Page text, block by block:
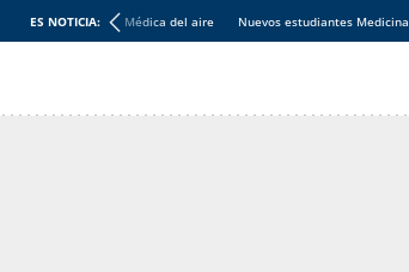
ES NOTICIA: Médica del aire Nuevos estudiantes Medicina